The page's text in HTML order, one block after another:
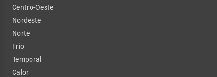
Centro-Oeste
Nordeste
Norte
Frio
Temporal
Calor